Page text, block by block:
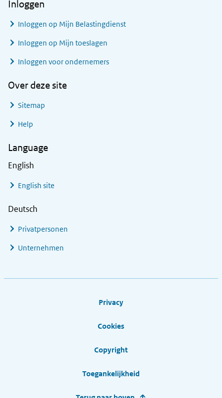
Inloggen
Inloggen op Mijn Belastingdienst
Inloggen op Mijn toeslagen
Inloggen voor ondernemers
Over deze site
Sitemap
Help
Language
English
English site
Deutsch
Privatpersonen
Unternehmen
Privacy
Cookies
Copyright
Toegankelijkheid